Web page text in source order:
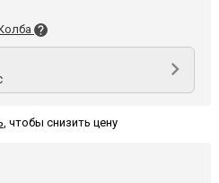
, чтобы снизить цену